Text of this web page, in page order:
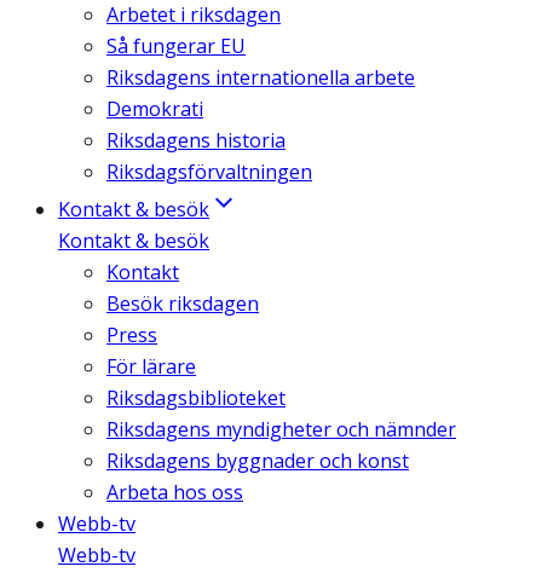
Arbetet i riksdagen
Så fungerar EU
Riksdagens internationella arbete
Demokrati
Riksdagens historia
Riksdagsförvaltningen
Kontakt & besök
Kontakt & besök
Kontakt
Besök riksdagen
Press
För lärare
Riksdagsbiblioteket
Riksdagens myndigheter och nämnder
Riksdagens byggnader och konst
Arbeta hos oss
Webb-tv
Webb-tv